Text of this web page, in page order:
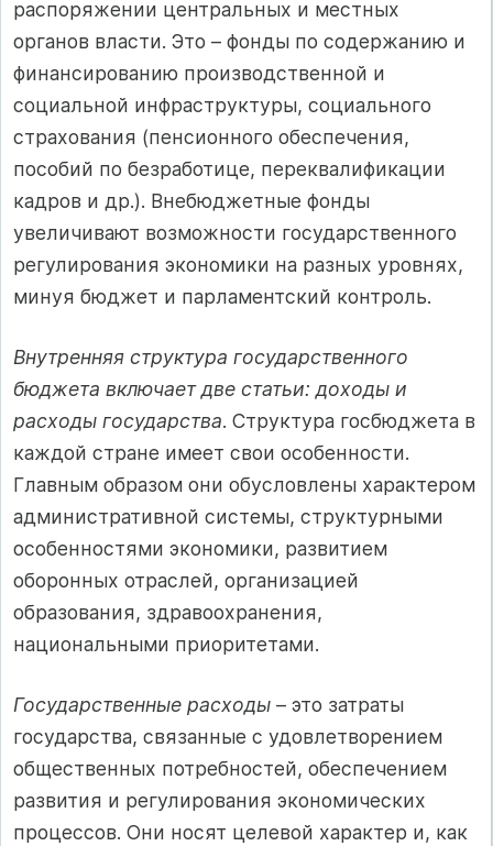
распоряжении центральных и местных
органов власти. Это – фонды по содержанию и
финансированию производственной и
социальной инфраструктуры, социального
страхования (пенсионного обеспечения,
пособий по безработице, переквалификации
кадров и др.). Внебюджетные фонды
увеличивают возможности государственного
регулирования экономики на разных уровнях,
минуя бюджет и парламентский контроль.
Внутренняя структура государственного
бюджета включает две статьи: доходы и
расходы государства. Структура госбюджета в
каждой стране имеет свои особенности.
Главным образом они обусловлены характером
административной системы, структурными
особенностями экономики, развитием
оборонных отраслей, организацией
образования, здравоохранения,
национальными приоритетами.
Государственные расходы – это затраты
государства, связанные с удовлетворением
общественных потребностей, обеспечением
развития и регулирования экономических
процессов. Они носят целевой характер и, как